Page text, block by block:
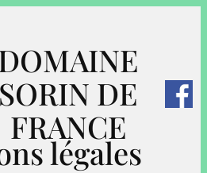
SORIN DE
FRANCE
légales